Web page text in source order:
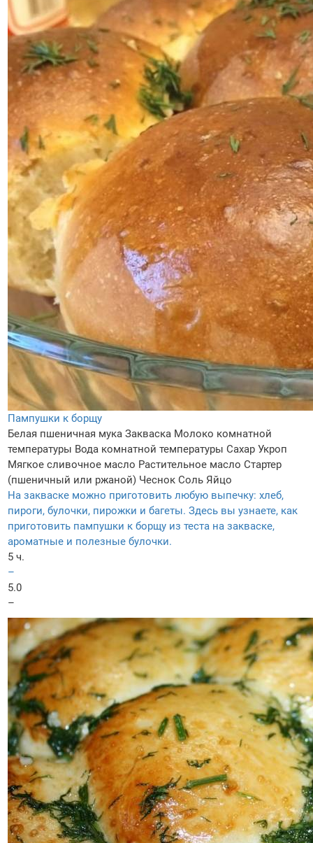
Пампушки к борщу
Белая пшеничная мука Закваска Молоко комнатной
температуры Вода комнатной температуры Сахар Укроп
Мягкое сливочное масло Растительное масло Стартер
(пшеничный или ржаной) Чеснок Соль Яйцо
На закваске можно приготовить любую выпечку: хлеб,
пироги, булочки, пирожки и багеты. Здесь вы узнаете, как
приготовить пампушки к борщу из теста на закваске,
ароматные и полезные булочки.
5 ч.
–
5.0
–